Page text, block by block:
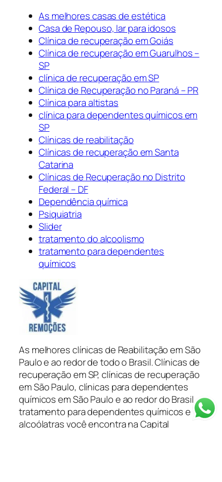
As melhores casas de estética
Casa de Repouso, lar para idosos
Clínica de recuperação em Goiás
Clínica de recuperação em Guarulhos –
SP
clínica de recuperação em SP
Clínica de Recuperação no Paraná – PR
Clínica para altistas
clínica para dependentes químicos em
SP
Clínicas de reabilitação
Clínicas de recuperação em Santa
Catarina
Clínicas de Recuperação no Distrito
Federal – DF
Dependência química
Psiquiatria
Slider
tratamento do alcoolismo
tratamento para dependentes
químicos
As melhores clínicas de Reabilitação em São
Paulo e ao redor de todo o Brasil. Clínicas de
recuperação em SP, clínicas de recuperação
em São Paulo, clínicas para dependentes
químicos em São Paulo e ao redor do Brasil
tratamento para dependentes químicos e
alcoólatras você encontra na Capital